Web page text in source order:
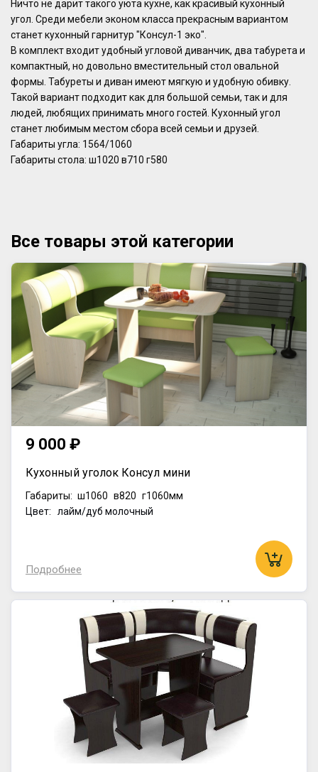
Ничто не дарит такого уюта кухне, как красивый кухонный
угол. Среди мебели эконом класса прекрасным вариантом
станет кухонный гарнитур "Консул-1 эко".
В комплект входит удобный угловой диванчик, два табурета и
компактный, но довольно вместительный стол овальной
формы. Табуреты и диван имеют мягкую и удобную обивку.
Такой вариант подходит как для большой семьи, так и для
людей, любящих принимать много гостей. Кухонный угол
станет любимым местом сбора всей семьи и друзей.
Габариты угла: 1564/1060
Габариты стола: ш1020 в710 г580
Все товары этой категории
9 000 ₽
Кухонный уголок Консул мини
Габариты: ш1060 в820 г1060мм
Цвет: лайм/дуб молочный
Подробнее